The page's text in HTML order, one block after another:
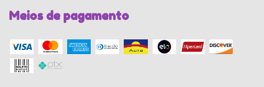
Meios de pagamento